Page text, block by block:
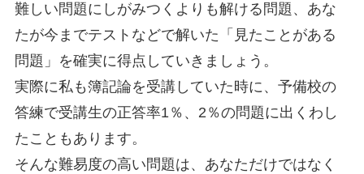
難しい問題にしがみつくよりも解ける問題、あな
たが今までテストなどで解いた「見たことがある
問題」を確実に得点していきましょう。
実際に私も簿記論を受講していた時に、予備校の
答練で受講生の正答率1％、2％の問題に出くわし
たこともあります。
そんな難易度の高い問題は、あなただけではなく